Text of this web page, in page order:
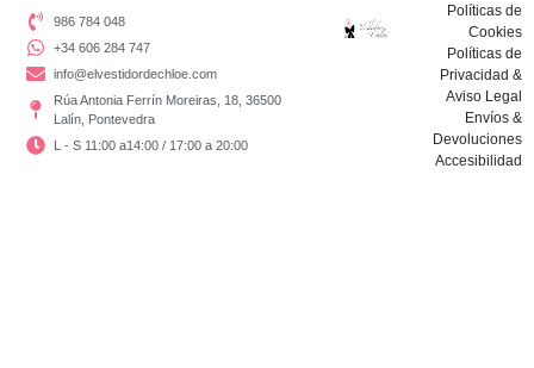
986 784 048
+34 606 284 747
info@elvestidordechloe.com
Rúa Antonia Ferrín Moreiras, 18, 36500
Lalín, Pontevedra
L - S 11:00 a14:00 / 17:00 a 20:00
Políticas de
Cookies
Políticas de
Privacidad &
Aviso Legal
Envíos &
Devoluciones
Accesibilidad